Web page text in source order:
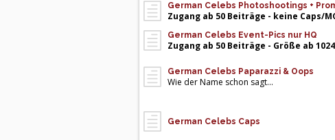
German Celebs Photoshootings +
Zugang ab 50 Beiträge - keine Caps/
German Celebs Event-Pics nur HQ
Zugang ab 50 Beiträge - Größe ab
German Celebs Paparazzi & Oops
Wie der Name schon sagt...
German Celebs Caps